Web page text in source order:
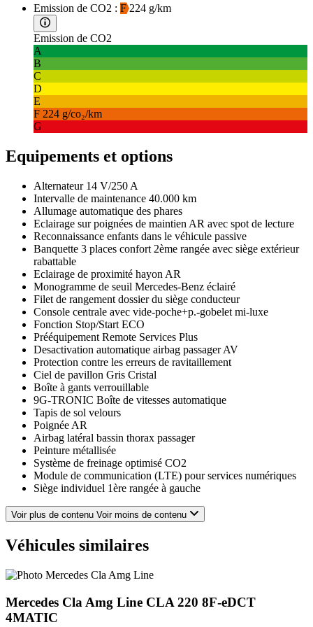
Emission de CO2 : F224 g/km
Emission de CO2
A
B
C
D
E
F 224 g/co₂/km
G
Equipements et options
Alternateur 14 V/250 A
Intervalle de maintenance 40.000 km
Allumage automatique des phares
Eclairage sur poignées de maintien AR avec spot de lecture
Reconnaissance enfants dans le véhicule passive
Banquette 3 places confort 2ème rangée avec siège extérieur
rabattable
Eclairage de proximité hayon AR
Monogramme de seuil Mercedes-Benz éclairé
Filet de rangement dossier du siège conducteur
Console centrale avec vide-poche+p.-gobelet mi-luxe
Fonction Stop/Start ECO
Prééquipement Remote Services Plus
Desactivation automatique airbag passager AV
Protection contre les erreurs de ravitaillement
Ciel de pavillon Gris Cristal
Boîte à gants verrouillable
9G-TRONIC Boîte de vitesses automatique
Tapis de sol velours
Poignée AR
Airbag latéral bassin thorax passager
Peinture métallisée
Système de freinage optimisé CO2
Module de communication (LTE) pour services numériques
Siège individuel 1ère rangée à gauche
Transmission intégrale permanente
Oeillets d'arrimage pour rails de sièges, amovibles
Siège conducteur à réglage électrique
Accoudoirs extérieurs pour sièges individuels 2ème rangée
Porte-gobelets amovible dans l'accoudoir AR
Rail plus long pour les sièges AR
Climatiseur semi-automatique TEMPMATIC AR
Voir plus de contenu Voir moins de contenu
Véhicules similaires
Mercedes Cla Amg Line CLA 220 8F-eDCT
4MATIC